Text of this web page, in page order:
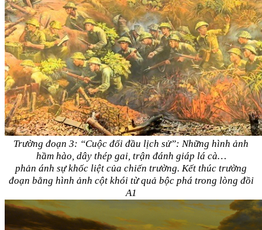
Trường đoạn 3: “Cuộc đối đầu lịch sử”: Những hình ảnh
hầm hào, dây thép gai, trận đánh giáp lá cà…
phản ánh sự khốc liệt của chiến trường. Kết thúc trường
đoạn bằng hình ảnh cột khói từ quả bộc phá trong lòng đồi
A1